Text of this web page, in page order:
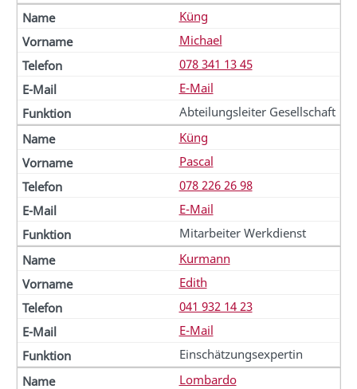
Küng
Michael
078 341 13 45
E-Mail
Abteilungsleiter Gesellschaft
Küng
Pascal
078 226 26 98
E-Mail
Mitarbeiter Werkdienst
Kurmann
Edith
041 932 14 23
E-Mail
Einschätzungsexpertin
Lombardo